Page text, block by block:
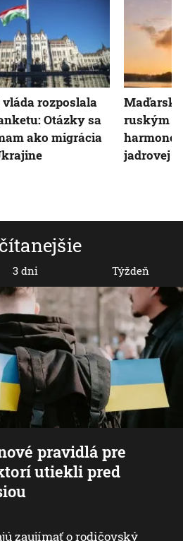
pravidlá pre
utiekli pred
zaujímať o rodičovský
3 dni Týždeň
rozposlala
Otázky sa
ako migrácia
ruským
jadrovej